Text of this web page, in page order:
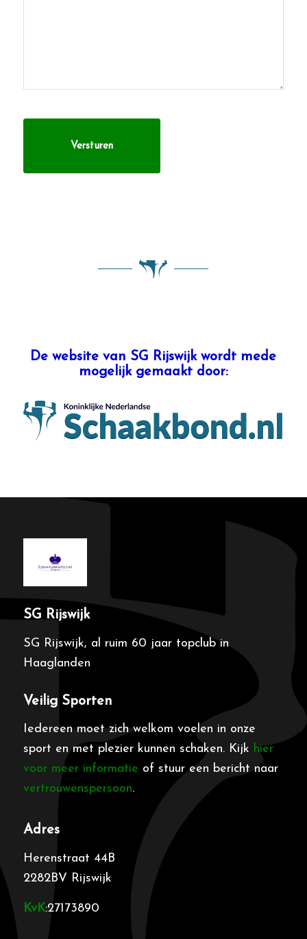
De website van SG Rijswijk wordt mede
mogelijk gemaakt door:
SG Rijswijk
SG Rijswijk, al ruim 60 jaar topclub in
Haaglanden
Veilig Sporten
Iedereen moet zich welkom voelen in onze
sport en met plezier kunnen schaken. Kijk hier
voor meer informatie of stuur een bericht naar
vertrouwenspersoon.
Adres
Herenstraat 44B
2282BV Rijswijk
KvK:27173890